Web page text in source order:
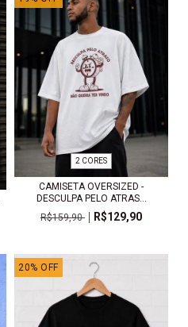
2 CORES
CAMISETA OVERSIZED -
DESCULPA PELO ATRAS...
R$159,90
R$129,90
20% OFF